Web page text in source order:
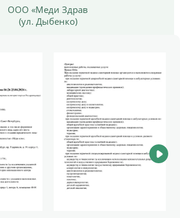
ООО «Меди Здрав
(ул. Дыбенко)